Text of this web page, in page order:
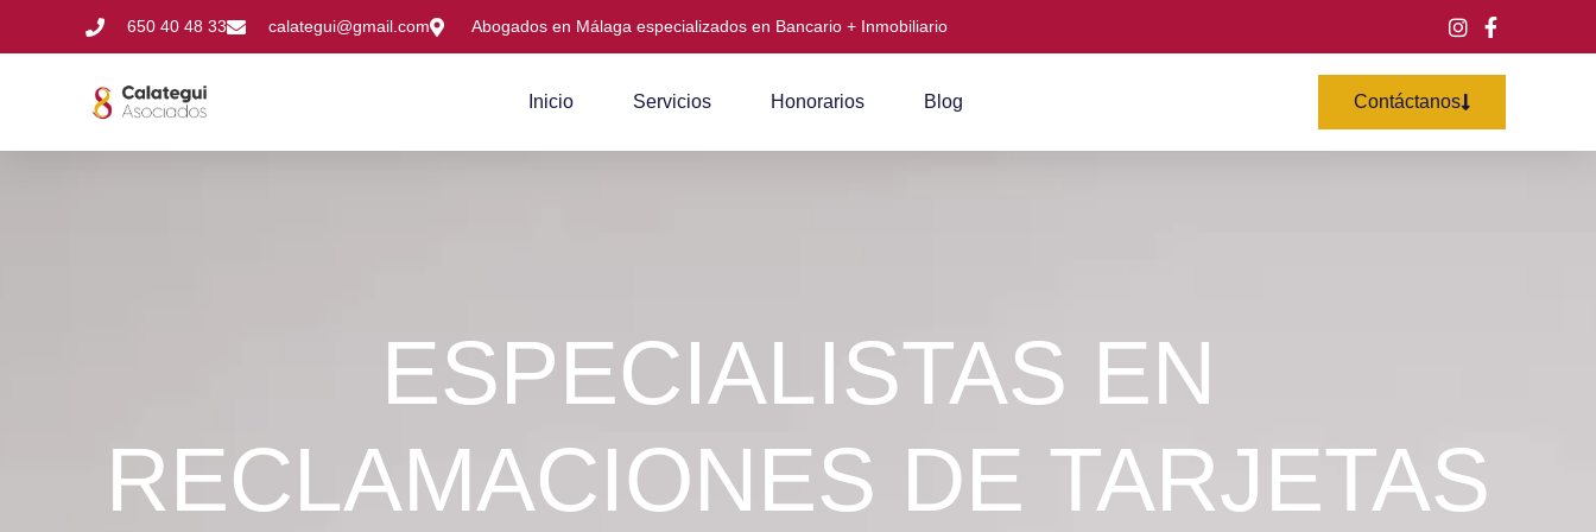
650 40 48 33 calategui@gmail.com Abogados en Málaga especializados en Bancario + Inmobiliario
Inicio Servicios Honorarios Blog Contáctanos
ESPECIALISTAS EN
RECLAMACIONES DE TARJETAS